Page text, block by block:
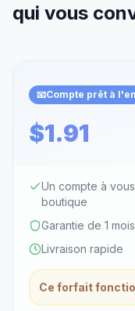
qui vous
📧Compte prêt à
$1.91
Un compte à
boutique
Garantie de 1 mois
Livraison rapide
Ce forfait